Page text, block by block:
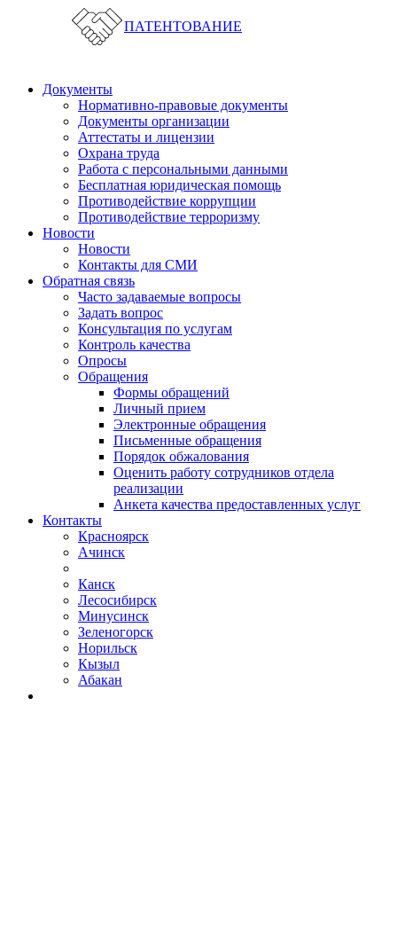
ПАТЕНТОВАНИЕ
Документы
Нормативно-правовые документы
Документы организации
Аттестаты и лицензии
Охрана труда
Работа с персональными данными
Бесплатная юридическая помощь
Противодействие коррупции
Противодействие терроризму
Новости
Новости
Контакты для СМИ
Обратная связь
Часто задаваемые вопросы
Задать вопрос
Консультация по услугам
Контроль качества
Опросы
Обращения
Формы обращений
Личный прием
Электронные обращения
Письменные обращения
Порядок обжалования
Оценить работу сотрудников отдела
реализации
Анкета качества предоставленных услуг
Контакты
Красноярск
Ачинск
Канск
Лесосибирск
Минусинск
Зеленогорск
Норильск
Кызыл
Абакан